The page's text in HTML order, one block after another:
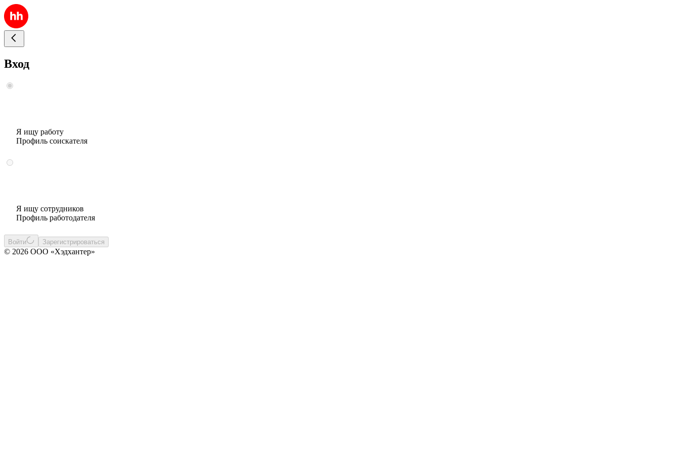
Вход
Я ищу работу
Профиль соискателя
Я ищу сотрудников
Профиль работодателя
Войти Зарегистрироваться
© 2026 ООО «Хэдхантер»